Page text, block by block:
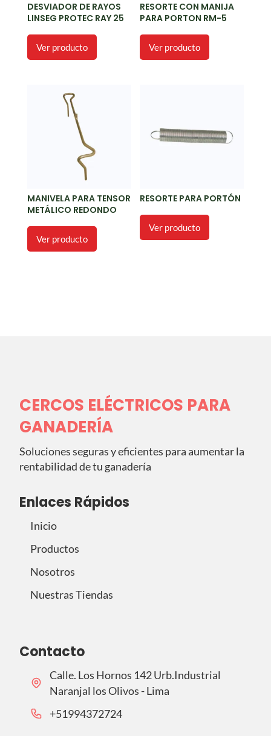
DESVIADOR DE RAYOS
LINSEG PROTEC RAY 25
Ver producto
RESORTE CON MANIJA
PARA PORTON RM-5
Ver producto
MANIVELA PARA TENSOR
METÁLICO REDONDO
Ver producto
RESORTE PARA PORTÓN
Ver producto
CERCOS ELÉCTRICOS PARA
GANADERÍA
Soluciones seguras y eficientes para aumentar la
rentabilidad de tu ganadería
Enlaces Rápidos
Inicio
Productos
Nosotros
Nuestras Tiendas
Contacto
Calle. Los Hornos 142 Urb.Industrial
Naranjal los Olivos - Lima
‪+51994372724‬